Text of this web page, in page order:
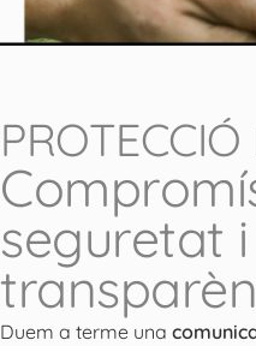
seguretat
Duem a terme una